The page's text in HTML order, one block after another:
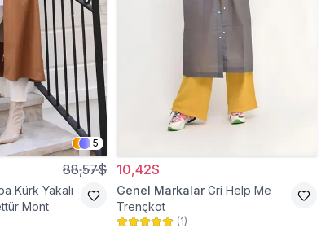
5
88,57$
Kürk Yakalı
Mont
10,42$
Genel Markalar Gri Help Me
Trençkot
(1)